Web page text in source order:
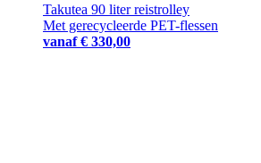
Takutea 90 liter reistrolley
Met gerecycleerde PET-flessen
vanaf € 330,00